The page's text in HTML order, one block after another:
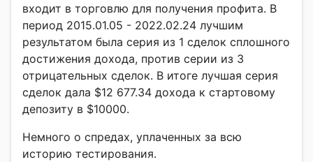
входит в торговлю для получения профита. В
период 2015.01.05 - 2022.02.24 лучшим
результатом была серия из 1 сделок сплошного
достижения дохода, против серии из 3
отрицательных сделок. В итоге лучшая серия
сделок дала $12 677.34 дохода к стартовому
депозиту в $10000.
Немного о спредах, уплаченных за всю
историю тестирования.